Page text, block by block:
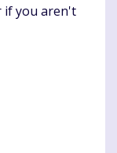
if you aren't